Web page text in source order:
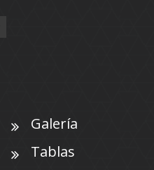
Galería
Tablas